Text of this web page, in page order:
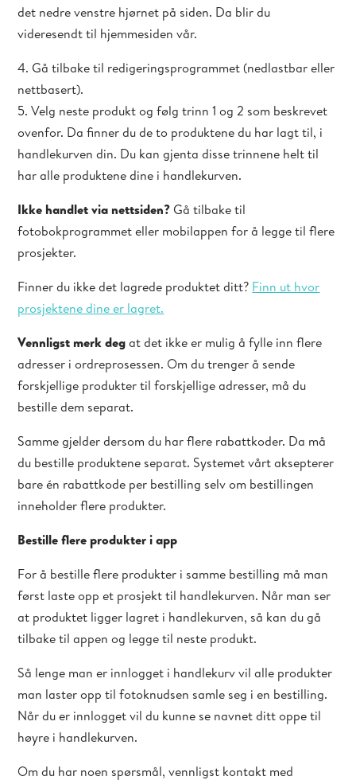
det nedre venstre hjørnet på siden. Da blir du
videresendt til hjemmesiden vår.
4. Gå tilbake til redigeringsprogrammet (nedlastbar eller
nettbasert).
5. Velg neste produkt og følg trinn 1 og 2 som beskrevet
ovenfor. Da finner du de to produktene du har lagt til, i
handlekurven din. Du kan gjenta disse trinnene helt til
har alle produktene dine i handlekurven.
Ikke handlet via nettsiden?Gå tilbake til
fotobokprogrammet eller mobilappen for å legge til flere
prosjekter.
Finner du ikke det lagrede produktet ditt? Finn ut hvor
prosjektene dine er lagret.
Vennligst merk degat det ikke er mulig å fylle inn flere
adresser i ordreprosessen. Om du trenger å sende
forskjellige produkter til forskjellige adresser, må du
bestille dem separat.
Samme gjelder dersom du har flere rabattkoder. Da må
du bestille produktene separat. Systemet vårt aksepterer
bare én rabattkode per bestilling selv om bestillingen
inneholder flere produkter.
Bestille flere produkter i app
For å bestille flere produkter i samme bestilling må man
først laste opp et prosjekt til handlekurven. Når man ser
at produktet ligger lagret i handlekurven, så kan du gå
tilbake til appen og legge til neste produkt.
Så lenge man er innlogget i handlekurv vil alle produkter
man laster opp til fotoknudsen samle seg i en bestilling.
Når du er innlogget vil du kunne se navnet ditt oppe til
høyre i handlekurven.
Om du har noen spørsmål, vennligst kontakt med